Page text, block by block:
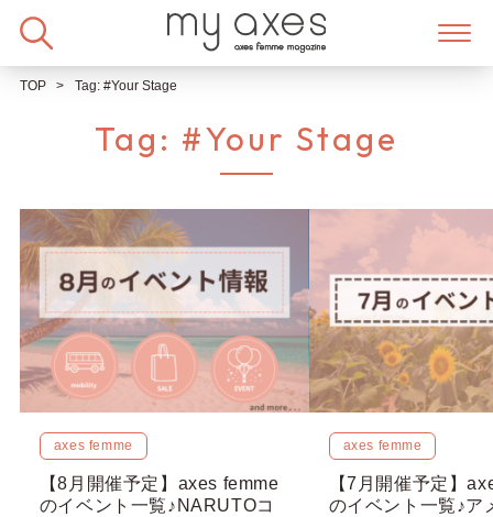
TOP Tag: #Your Stage
Tag: #Your Stage
axes femme
【8月開催予定】axes femme
のイベント一覧♪NARUTOコ
axes femme
【7月開催予定】
のイベント一覧♪ア